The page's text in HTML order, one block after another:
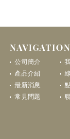
公司簡介
產品介紹
最新消息
常見問題